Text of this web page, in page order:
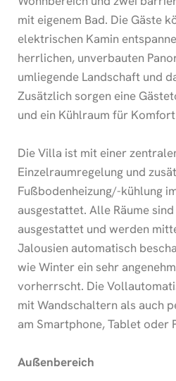
mit eigenem Bad. Die Gäste
elektrischen Kamin
herrlichen, unverbauten
umliegende Landschaft und
Zusätzlich sorgen eine
und ein Kühlraum für
Die Villa ist mit einer
Einzelraumregelung und
Fußbodenheizung/-kühlung
ausgestattet. Alle Räume
ausgestattet und werden
Jalousien automatisch
wie Winter ein sehr
vorherrscht. Die
mit Wandschaltern als auch
am Smartphone, Tablet oder
Außenbereich